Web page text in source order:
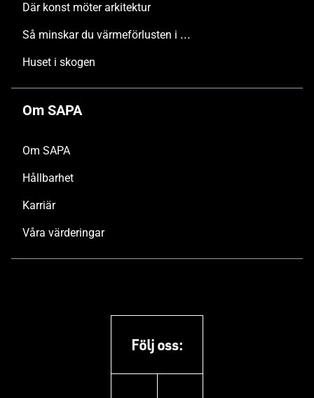
Där konst möter arkitektur
Så minskar du värmeförlusten i hus med stora glasytor
Huset i skogen
Om SAPA
Om SAPA
Hållbarhet
Karriär
Våra värderingar
Följ oss: